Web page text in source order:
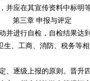
应在其宣传资料中标明等
第三章 申报与评定
进行自检，自检结果达
、工商、消防、税务等
逐级上报的原则。晋升